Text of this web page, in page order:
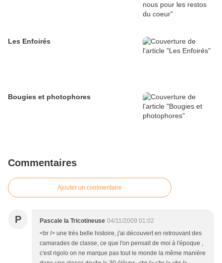
Les Enfoirés
Bougies et photophores
Commentaires
Ajouter un commentaire
P Pascale la Tricotineuse 04/11/2009 01:02
<br /> une très belle histoire, j'ai découvert en retrouvant des
camarades de classe, ce que l'on pensait de moi à l'époque ,
c'est rigolo on ne marque pas tout le monde la même manière